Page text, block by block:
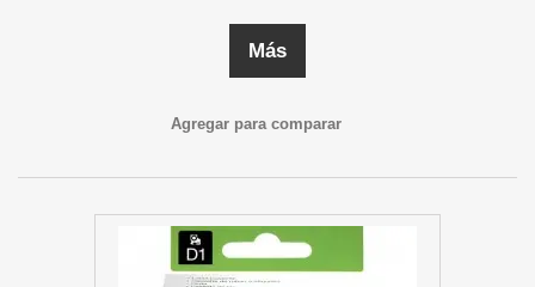
Más
Agregar para comparar